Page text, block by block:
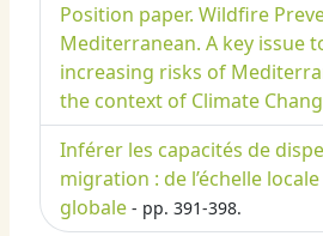
Position paper. Wildfire
Mediterranean. A key issue
increasing risks of
the context of Climate
Inférer les capacités de
migration : de l’échelle locale
globale - pp. 391-398.